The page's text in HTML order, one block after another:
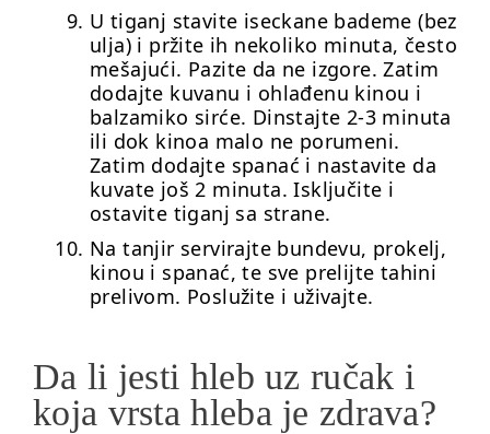
U tiganj stavite iseckane bademe (bez
ulja) i pržite ih nekoliko minuta, često
mešajući. Pazite da ne izgore. Zatim
dodajte kuvanu i ohlađenu kinou i
balzamiko sirće. Dinstajte 2-3 minuta
ili dok kinoa malo ne porumeni.
Zatim dodajte spanać i nastavite da
kuvate još 2 minuta. Isključite i
ostavite tiganj sa strane.
Na tanjir servirajte bundevu, prokelj,
kinou i spanać, te sve prelijte tahini
prelivom. Poslužite i uživajte.
Da li jesti hleb uz ručak i
koja vrsta hleba je zdrava?